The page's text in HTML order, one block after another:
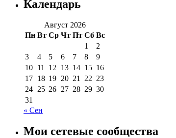
Календарь
Август 2026
Пн Вт Ср Чт Пт Сб Вс
1
2
3
4 5 6 7 8
9
10 11 12 13 14 15 16
17 18 19 20 21 22 23
24 25 26 27 28 29 30
31
« Сен
Мои сетевые сообщества